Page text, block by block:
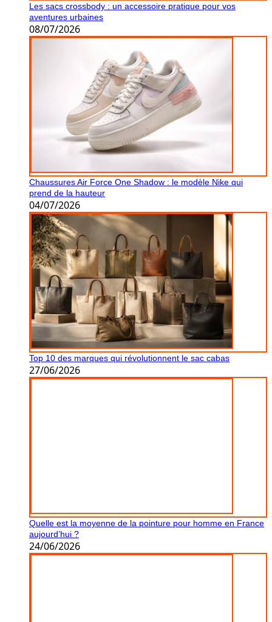
Les sacs crossbody : un accessoire pratique pour vos
aventures urbaines
08/07/2026
Chaussures Air Force One Shadow : le modèle Nike qui
prend de la hauteur
04/07/2026
Top 10 des marques qui révolutionnent le sac cabas
27/06/2026
Quelle est la moyenne de la pointure pour homme en France
aujourd’hui ?
24/06/2026